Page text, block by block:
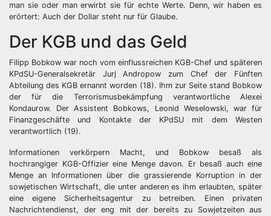
man sie oder man erwirbt sie für echte Werte. Denn, wir haben es
erörtert: Auch der Dollar steht nur für Glaube.
Der KGB und das Geld
Filipp Bobkow war noch vom einflussreichen KGB-Chef und späteren
KPdSU-Generalsekretär Jurj Andropow zum Chef der Fünften
Abteilung des KGB ernannt worden (18). Ihm zur Seite stand Bobkow
der für die Terrorismusbekämpfung verantwortliche Alexei
Kondaurow. Der Assistent Bobkows, Leonid Weselowski, war für
Finanzgeschäfte und Kontakte der KPdSU mit dem Westen
verantwortlich (19).
Informationen verkörpern Macht, und Bobkow besaß als
hochrangiger KGB-Offizier eine Menge davon. Er besaß auch eine
Menge an Informationen über die grassierende Korruption in der
sowjetischen Wirtschaft, die unter anderen es ihm erlaubten, später
eine eigene Sicherheitsagentur zu betreiben. Einen privaten
Nachrichtendienst, der eng mit der bereits zu Sowjetzeiten aus